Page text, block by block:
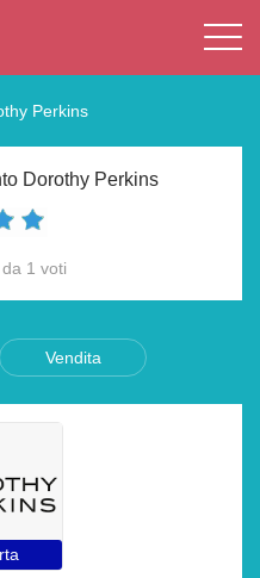
Perkins
Dorothy Perkins
1 voti
Vendita